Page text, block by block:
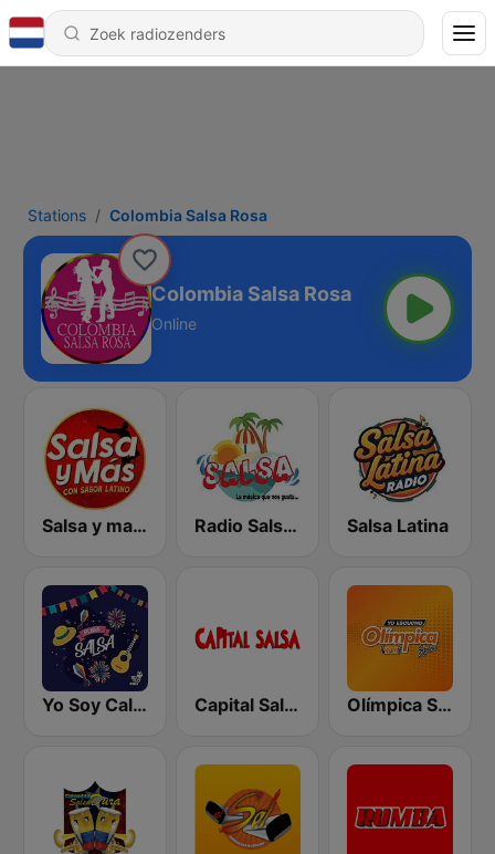
Stations Colombia Salsa Rosa
Colombia Salsa Rosa
Online
Salsa y mas Cali Radio Salsa Colombia Salsa Latina
Yo Soy Cali Salsa Capital Salsa Olímpica Stereo - Medellín 104.9 FM